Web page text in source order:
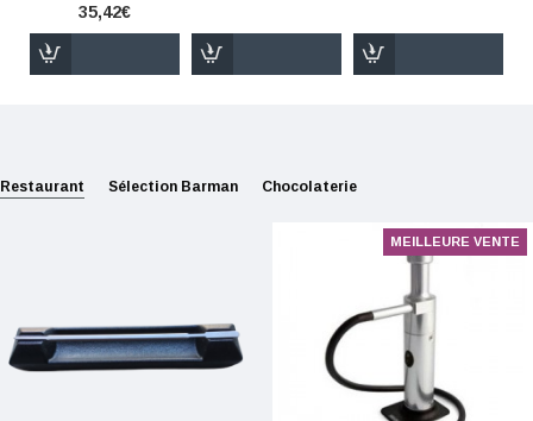
35,42€
Restaurant Sélection Barman Chocolaterie
MEILLEURE VENTE